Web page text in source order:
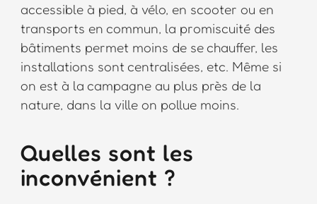
accessible à pied, à vélo, en scooter ou en
transports en commun, la promiscuité des
bâtiments permet moins de se chauffer, les
installations sont centralisées, etc. Même si
on est à la campagne au plus près de la
nature, dans la ville on pollue moins.
Quelles sont les
inconvénient ?